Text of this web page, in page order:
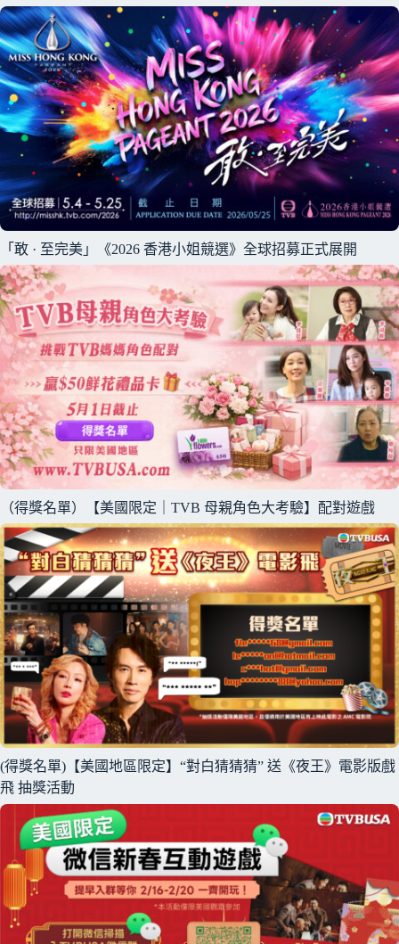
「敢 · 至完美」《2026 香港小姐競選》全球招募正式展開
（得獎名單）【美國限定｜TVB 母親角色大考驗】配對遊戲
(得獎名單)【美國地區限定】“對白猜猜猜” 送《夜王》電影版戲
飛 抽獎活動